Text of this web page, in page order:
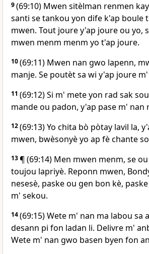
9(69:10) Mwen sitèlman renmen
santi se tankou yon dife k'ap boule
mwen. Tout joure y'ap joure ou yo,
mwen menm menm yo t'ap joure.
10(69:11) Mwen nan gwo lapenn,
manje. Se poutèt sa wi y'ap joure
11 (69:12) Si m' mete yon rad sak
mande ou padon, y'ap pase m' nan
12(69:13) Yo chita bò pòtay lavil la,
mwen, bwèsonyè yo ap fè chante
13¶ (69:14) Men mwen menm, se
toujou lapriyè. Reponn mwen,
nesesè, paske ou gen bon kè,
m' sekou.
14(69:15) Wete m' nan ma labou sa
desann pi fon ladan li. Delivre m'
Wete m' nan gwo basen byen fon